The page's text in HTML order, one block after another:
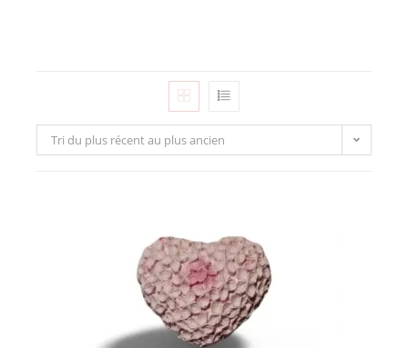
Tri du plus récent au plus ancien